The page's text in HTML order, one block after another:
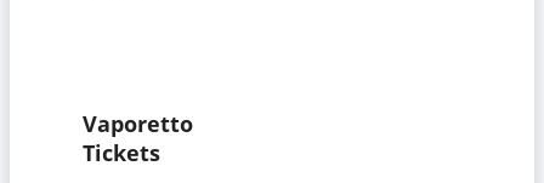
Vaporetto
Tickets